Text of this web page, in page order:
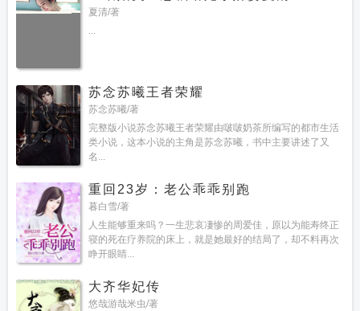
夏清/著
...
苏念苏曦王者荣耀
苏念苏曦/著
完整版小说苏念苏曦王者荣耀由啵啵奶茶所编写的都市生活
类小说，这本小说的主角是苏念苏曦，书中主要讲述了又
名...
重回23岁：老公乖乖别跑
暮白雪/著
人生能够重来吗？一生悲哀凄惨的周爱佳，原以为能寿终正
寝的死在疗养院的床上，就是她最好的结局了，却不料再次
睁开眼睛...
大齐华妃传
悠哉游哉米虫/著